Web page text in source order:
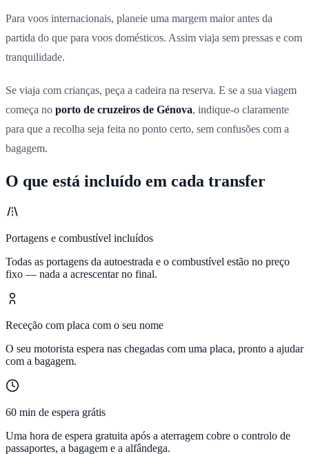
Para voos internacionais, planeie uma margem maior antes da
partida do que para voos domésticos. Assim viaja sem pressas e com
tranquilidade.
Se viaja com crianças, peça a cadeira na reserva. E se a sua viagem
começa no porto de cruzeiros de Génova, indique-o claramente
para que a recolha seja feita no ponto certo, sem confusões com a
bagagem.
O que está incluído em cada transfer
Portagens e combustível incluídos
Todas as portagens da autoestrada e o combustível estão no preço
fixo — nada a acrescentar no final.
Receção com placa com o seu nome
O seu motorista espera nas chegadas com uma placa, pronto a ajudar
com a bagagem.
60 min de espera grátis
Uma hora de espera gratuita após a aterragem cobre o controlo de
passaportes, a bagagem e a alfândega.